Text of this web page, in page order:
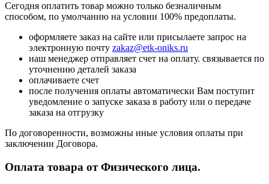
Сегодня оплатить товар можно только безналичным
способом, по умолчанию на условии 100% предоплаты.
оформляете заказ на сайте или присылаете запрос на
электронную почту zakaz@etk-oniks.ru
наш менеджер отправляет счет на оплату. связывается по
уточнению деталей заказа
оплачиваете счет
после получения оплаты автоматически Вам поступит
уведомление о запуске заказа в работу или о передаче
заказа на отгрузку
По договоренности, возможны иные условия оплаты при
заключении Договора.
Оплата товара от Физического лица.